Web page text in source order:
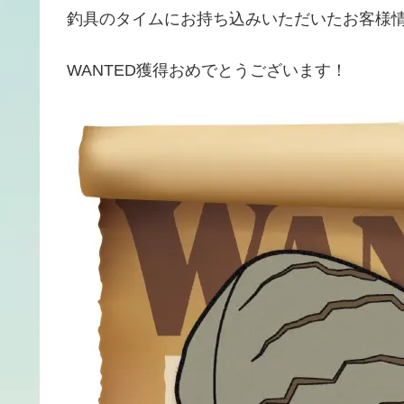
釣具のタイムにお持ち込みいただいたお客様
WANTED獲得おめでとうございます！